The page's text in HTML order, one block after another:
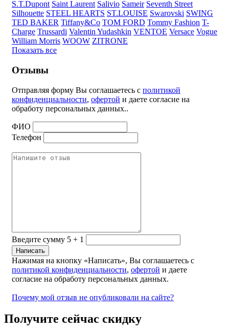
S.T.Dupont Saint Laurent Salivio Sameir Seventh Street
Silhouette STEEL HEARTS ST.LOUISE Swarovski SWING
TED BAKER Tiffany&Co TOM FORD Tommy Fashion T-
Charge Trussardi Valentin Yudashkin VENTOE Versace Vogue
William Morris WOOW ZITRONE
Показать все
Отзывы
Отправляя форму Вы соглашаетесь с политикой
конфиденциальности, офертой и даете согласие на
обработу персональных данных..
ФИО
Телефон
Введите сумму 5 + 1
Нажимая на кнопку «Написать», Вы соглашаетесь с
политикой конфиденциальности, офертой и даете
согласие на обработу персональных данных.
Почему мой отзыв не опубликовали на сайте?
Получите сейчас скидку